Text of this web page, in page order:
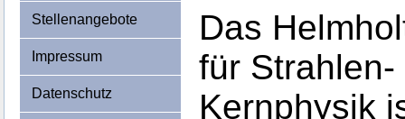
Stellenangebote
Impressum
Datenschutz
Das
für Strahlen-
Kernphysik